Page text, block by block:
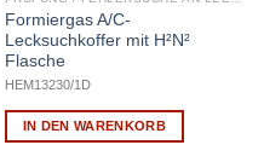
Formiergas A/C-
Lecksuchkoffer mit H²N²
Flasche
HEM13230/1D
IN DEN WARENKORB